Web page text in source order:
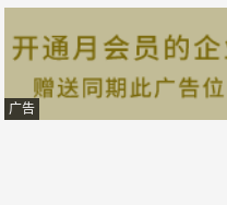
广告